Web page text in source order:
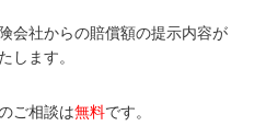
会社からの賠償額の提示内容が
します。
ご相談は無料です。